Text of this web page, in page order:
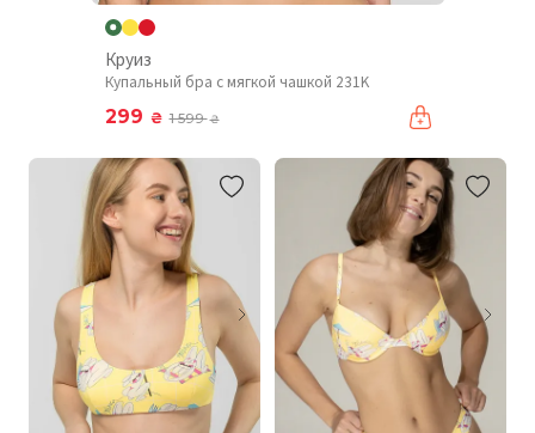
Круиз
Купальный бра с мягкой чашкой 231K
299 ₴ 1 599₴